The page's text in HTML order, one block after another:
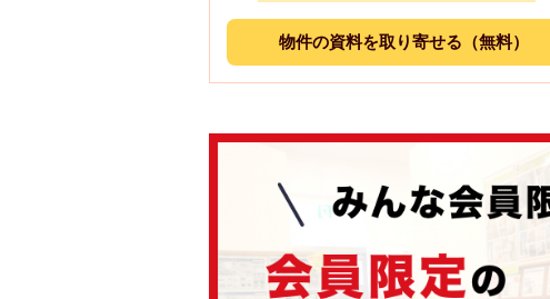
物件の資料を取り寄せる（無料）